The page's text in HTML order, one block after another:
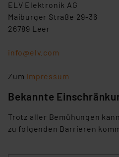
ELV Elektronik AG
Maiburger Straße 29-36
26789 Leer
info@elv.com
Zum Impressum
Bekannte
Trotz aller Bemühungen
zu folgenden Barrieren